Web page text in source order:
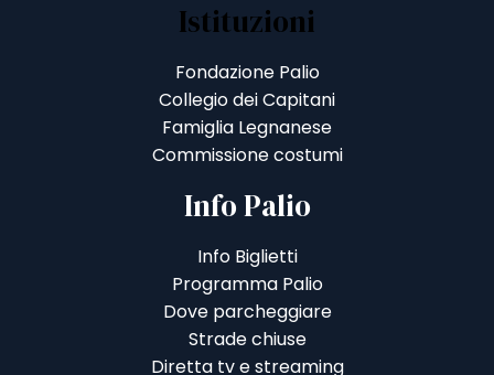
Istituzioni
Fondazione Palio
Collegio dei Capitani
Famiglia Legnanese
Commissione costumi
Info Palio
Info Biglietti
Programma Palio
Dove parcheggiare
Strade chiuse
Diretta tv e streaming